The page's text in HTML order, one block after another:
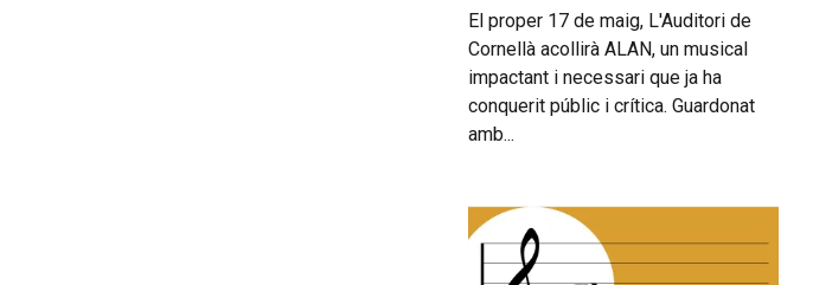
El proper 17 de maig, L'Auditori de
Cornellà acollirà ALAN, un musical
impactant i necessari que ja ha
conquerit públic i crítica. Guardonat
amb...